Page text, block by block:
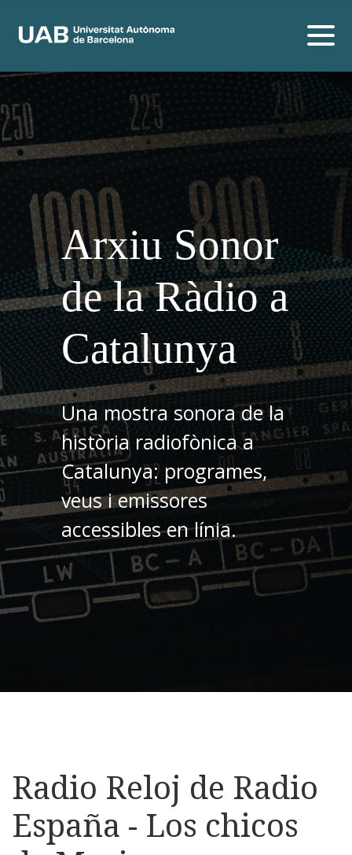
Arxiu Sonor
de la Ràdio a
Catalunya
Una mostra sonora de la
història radiofònica a
Catalunya: programes,
veus i emissores
accessibles en línia.
Radio Reloj de Radio
España - Los chicos